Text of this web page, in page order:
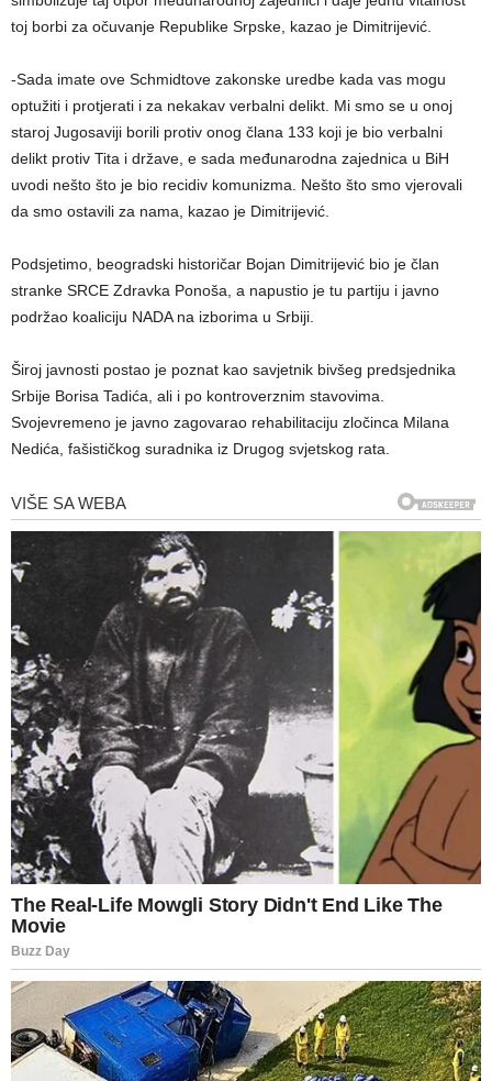
toj borbi za očuvanje Republike Srpske, kazao je Dimitrijević.
-Sada imate ove Schmidtove zakonske uredbe kada vas mogu
optužiti i protjerati i za nekakav verbalni delikt. Mi smo se u onoj
staroj Јugosaviji borili protiv onog člana 133 koji je bio verbalni
delikt protiv Tita i države, e sada međunarodna zajednica u BiH
uvodi nešto što je bio recidiv komunizma. Nešto što smo vjerovali
da smo ostavili za nama, kazao je Dimitrijević.
Podsjetimo, beogradski historičar Bojan Dimitrijević bio je član
stranke SRCE Zdravka Ponoša, a napustio je tu partiju i javno
podržao koaliciju NADA na izborima u Srbiji.
Široj javnosti postao je poznat kao savjetnik bivšeg predsjednika
Srbije Borisa Tadića, ali i po kontroverznim stavovima.
Svojevremeno je javno zagovarao rehabilitaciju zločinca Milana
Nedića, fašističkog suradnika iz Drugog svjetskog rata.